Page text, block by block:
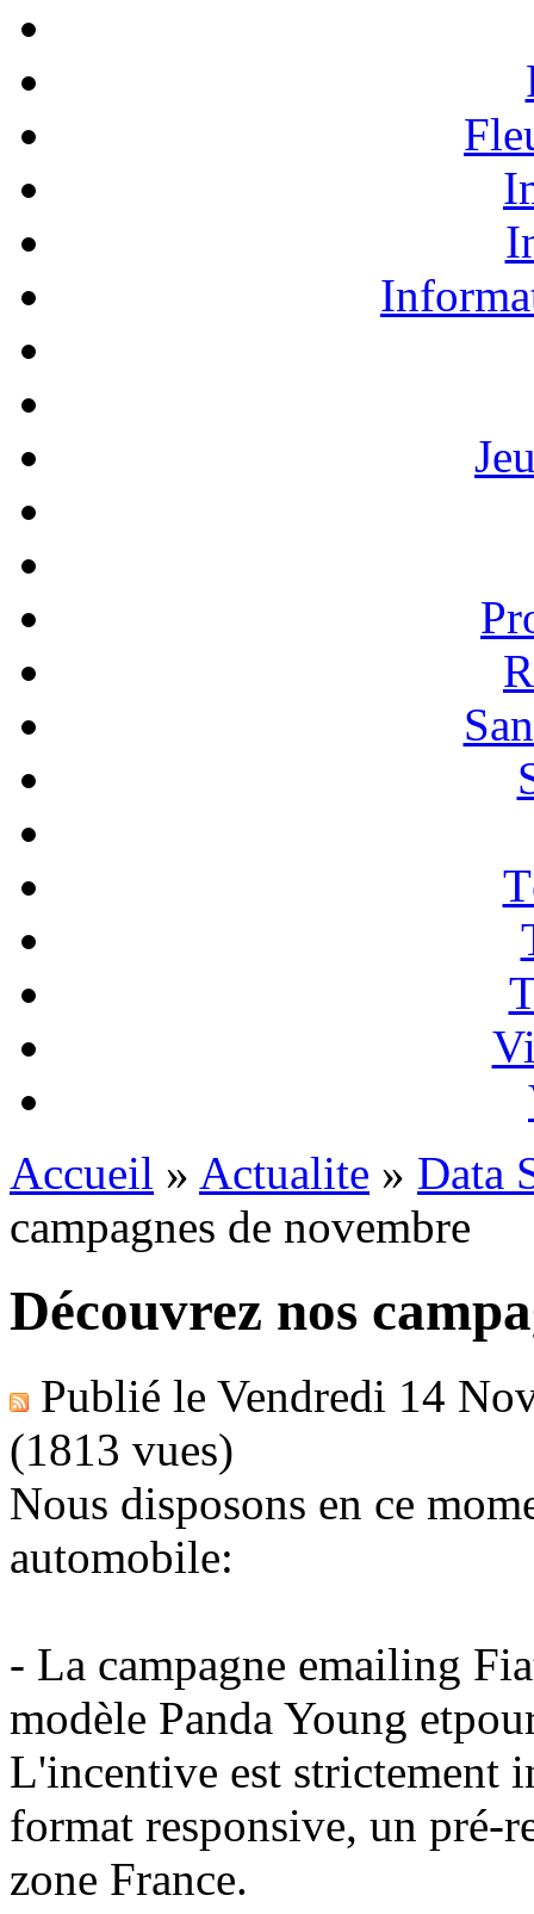
Accueil » Actualite » Data
campagnes de novembre
Découvrez nos
Publié le Vendredi 14
(1813 vues)
Nous disposons en ce
automobile:
- La campagne emailing
modèle Panda Young
L'incentive est strictement
format responsive, un pré-
zone France.